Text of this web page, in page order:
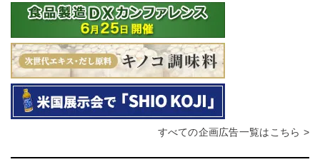
すべての企画広告一覧はこちら >